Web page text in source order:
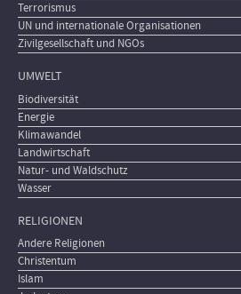
Terrorismus
UN und internationale Organisationen
Zivilgesellschaft und NGOs
UMWELT
Biodiversität
Energie
Klimawandel
Landwirtschaft
Natur- und Waldschutz
Wasser
RELIGIONEN
Andere Religionen
Christentum
Islam